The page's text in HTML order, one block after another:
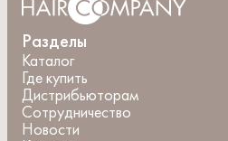
Разделы
Каталог
Где купить
Дистрибьюторам
Сотрудничество
Новости